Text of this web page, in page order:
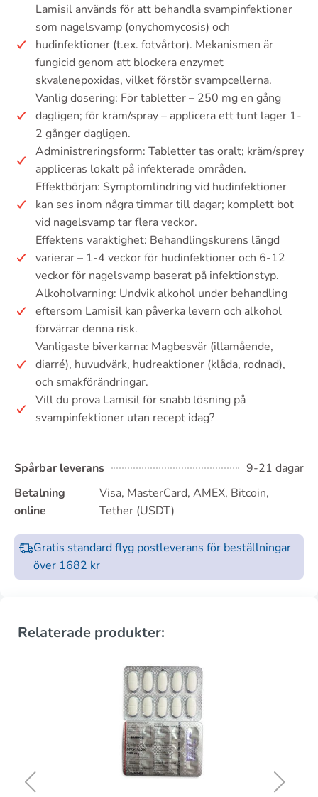
Lamisil används för att behandla svampinfektioner
som nagelsvamp (onychomycosis) och
hudinfektioner (t.ex. fotvårtor). Mekanismen är
fungicid genom att blockera enzymet
skvalenepoxidas, vilket förstör svampcellerna.
Vanlig dosering: För tabletter – 250 mg en gång
dagligen; för kräm/spray – applicera ett tunt lager 1-
2 gånger dagligen.
Administreringsform: Tabletter tas oralt; kräm/sprey
appliceras lokalt på infekterade områden.
Effektbörjan: Symptomlindring vid hudinfektioner
kan ses inom några timmar till dagar; komplett bot
vid nagelsvamp tar flera veckor.
Effektens varaktighet: Behandlingskurens längd
varierar – 1-4 veckor för hudinfektioner och 6-12
veckor för nagelsvamp baserat på infektionstyp.
Alkoholvarning: Undvik alkohol under behandling
eftersom Lamisil kan påverka levern och alkohol
förvärrar denna risk.
Vanligaste biverkarna: Magbesvär (illamående,
diarré), huvudvärk, hudreaktioner (klåda, rodnad),
och smakförändringar.
Vill du prova Lamisil för snabb lösning på
svampinfektioner utan recept idag?
Spårbar leverans
9-21 dagar
Betalning
online
Visa, MasterCard, AMEX, Bitcoin,
Tether (USDT)
Gratis standard flyg postleverans för beställningar
över 1682 kr
Relaterade produkter: